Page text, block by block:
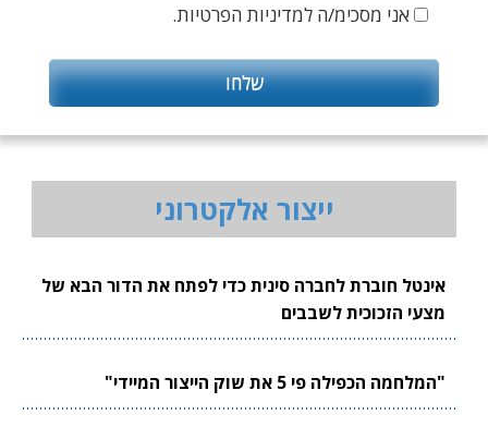
אני מסכימ/ה למדיניות הפרטיות.
ייצור אלקטרוני
אינטל חוברת לחברה סינית כדי לפתח את הדור הבא של
מצעי הזכוכית לשבבים
"המלחמה הכפילה פי 5 את שוק הייצור המיידי"